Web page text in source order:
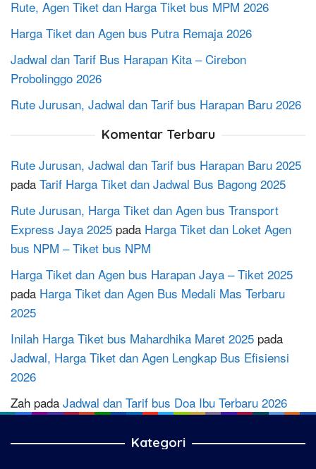
Rute, Agen Tiket dan Harga Tiket bus MPM 2026
Harga Tiket dan Agen bus Putra Remaja 2026
Jadwal dan Tarif Bus Harapan Kita – Cirebon
Probolinggo 2026
Rute Jurusan, Jadwal dan Tarif bus Harapan Baru 2026
Komentar Terbaru
Rute Jurusan, Jadwal dan Tarif bus Harapan Baru 2025
pada Tarif Harga Tiket dan Jadwal Bus Bagong 2025
Rute Jurusan, Harga Tiket dan Agen bus Transport
Express Jaya 2025 pada Harga Tiket dan Loket Agen
bus NPM – Tiket bus NPM
Harga Tiket dan Agen bus Harapan Jaya – Tiket 2025
pada Harga Tiket dan Agen Bus Medali Mas Terbaru
2025
Inilah Harga Tiket bus Mahardhika Maret 2025 pada
Jadwal, Harga Tiket dan Agen Lengkap Bus Efisiensi
2026
Zah pada Jadwal dan Tarif bus Doa Ibu Terbaru 2026
Kategori